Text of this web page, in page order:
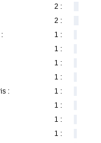
2 :
2 :
1 :
1 :
1 :
1 :
:
1 :
1 :
1 :
1 :